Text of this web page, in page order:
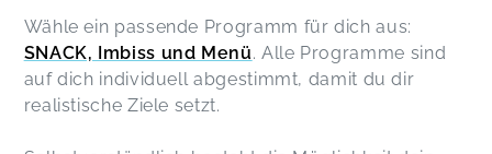
Wähle ein passende Programm für dich aus:
SNACK, Imbiss und Menü. Alle Programme sind
auf dich individuell abgestimmt, damit du dir
realistische Ziele setzt.